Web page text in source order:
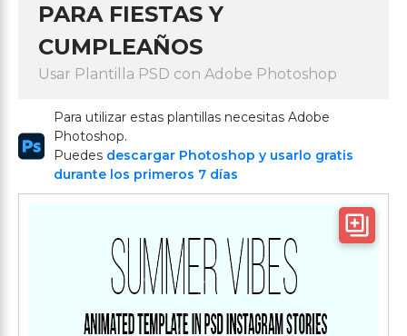
PARA FIESTAS Y
CUMPLEAÑOS
Usar Plantilla PSD con Adobe Photoshop
Para utilizar estas plantillas necesitas Adobe
Photoshop.
Puedes descargar Photoshop y usarlo gratis
durante los primeros 7 días